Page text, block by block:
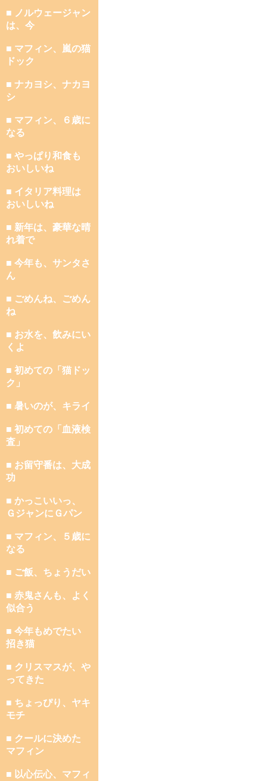
■ ノルウェージャン
は、今
■ マフィン、嵐の猫
ドック
■ ナカヨシ、ナカヨ
シ
■ マフィン、６歳に
なる
■ やっぱり和食も
おいしいね
■ イタリア料理は
おいしいね
■ 新年は、豪華な晴
れ着で
■ 今年も、サンタさ
ん
■ ごめんね、ごめん
ね
■ お水を、飲みにい
くよ
■ 初めての「猫ドッ
ク」
■ 暑いのが、キライ
■ 初めての「血液検
査」
■ お留守番は、大成
功
■ かっこいいっ、
ＧジャンにＧパン
■ マフィン、５歳に
なる
■ ご飯、ちょうだい
■ 赤鬼さんも、よく
似合う
■ 今年もめでたい
招き猫
■ クリスマスが、や
ってきた
■ ちょっぴり、ヤキ
モチ
■ クールに決めた
マフィン
■ 以心伝心、マフィ